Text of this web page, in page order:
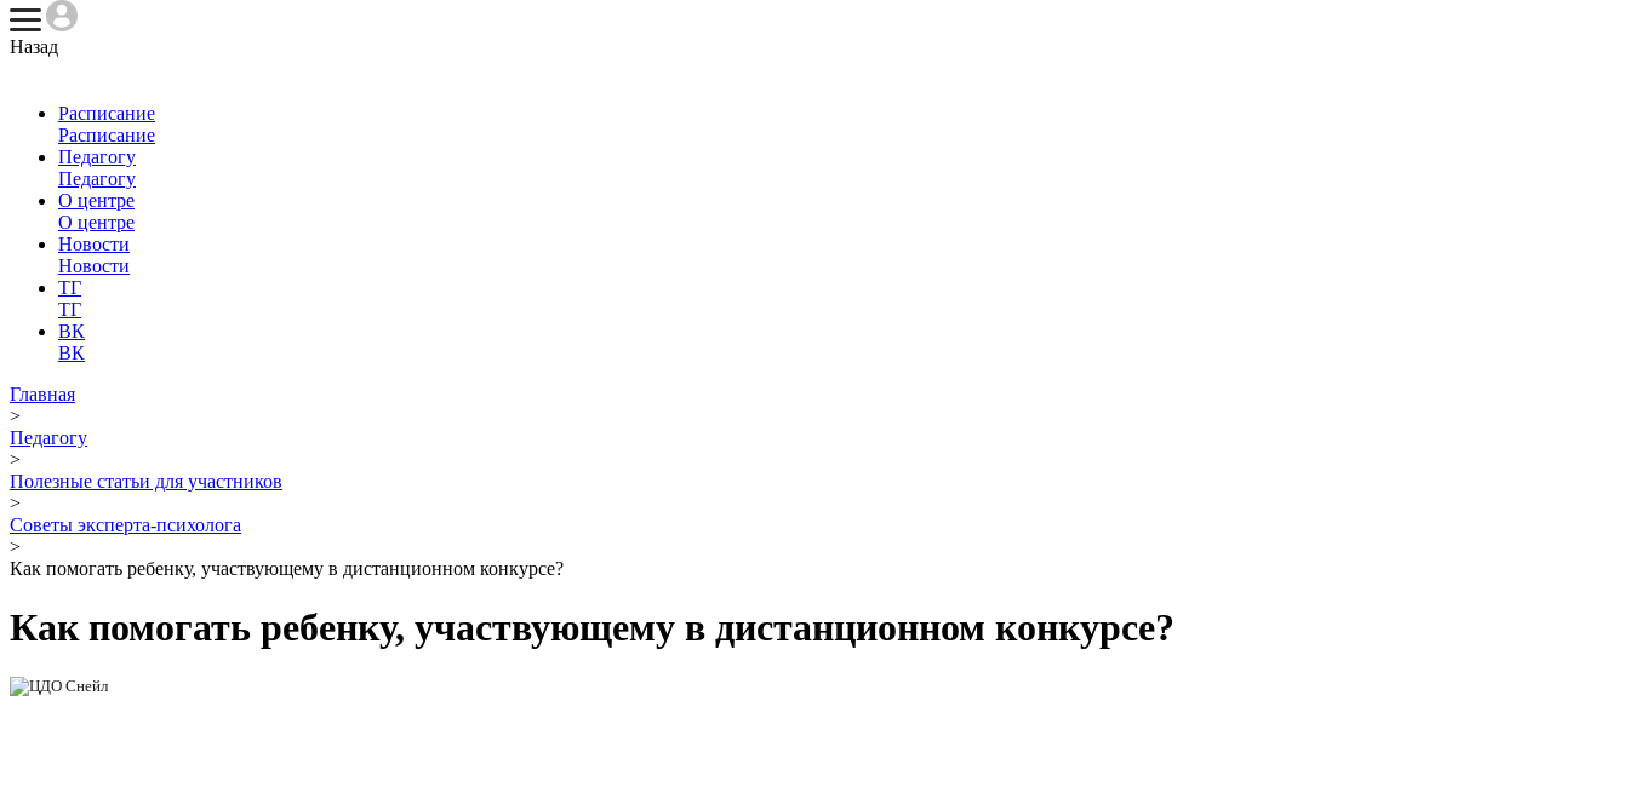
Назад
Расписание
Расписание
Педагогу
Педагогу
О центре
О центре
Новости
Новости
ТГ
ТГ
ВК
ВК
Главная
>
Педагогу
>
Полезные статьи для участников
>
Советы эксперта-психолога
>
Как помогать ребенку, участвующему в дистанционном конкурсе?
Как помогать ребенку, участвующему в дистанционном конкурсе?